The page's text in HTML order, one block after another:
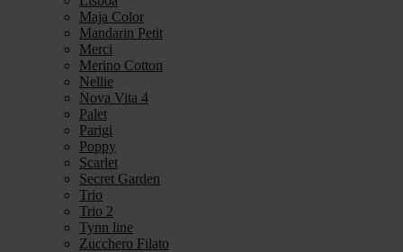
Maja Color
Mandarin Petit
Merci
Merino Cotton
Nellie
Nova Vita 4
Palet
Parigi
Poppy
Scarlet
Secret Garden
Trio
Trio 2
Tynn line
Zucchero Filato